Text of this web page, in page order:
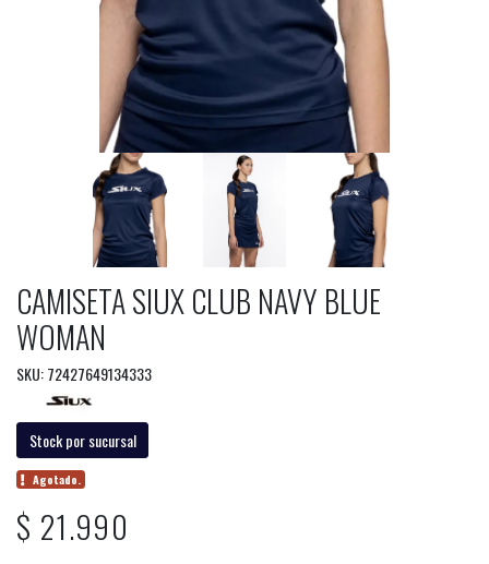
CAMISETA SIUX CLUB NAVY BLUE
WOMAN
SKU: 72427649134333
Stock por sucursal
Agotado.
$ 21.990